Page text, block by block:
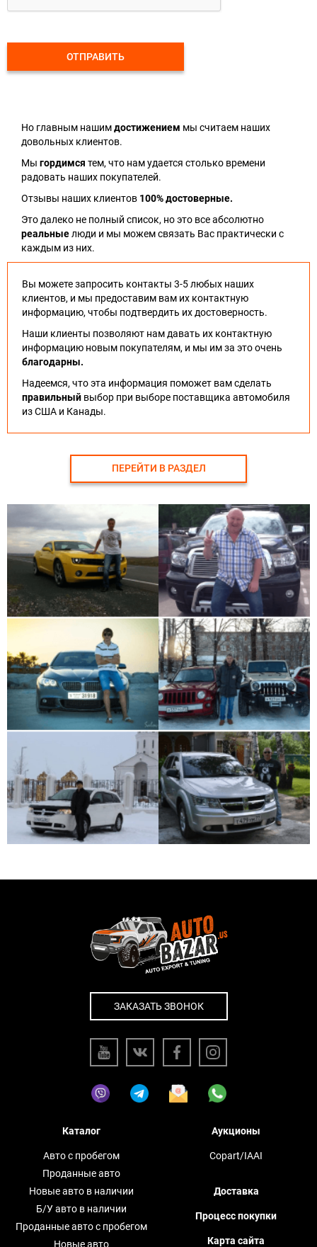
ОТПРАВИТЬ
Но главным нашимдостижением мы считаем наших
довольных клиентов.
Мы гордимся тем, что нам удается столько времени
радовать наших покупателей.
Отзывы наших клиентов 100% достоверные.
Это далеко не полный список, но это все абсолютно
реальныелюди и мы можем связать Вас практически с
каждым из них.
Вы можете запросить контакты 3-5 любых наших
клиентов, и мы предоставим вам их контактную
информацию, чтобы подтвердить их достоверность.
Наши клиенты позволяют нам давать их контактную
информацию новым покупателям, и мы им за это очень
благодарны.
Надеемся, что эта информация поможет вам сделать
правильный выбор при выборе поставщика автомобиля
из США и Канады.
ПЕРЕЙТИ В РАЗДЕЛ
ЗАКАЗАТЬ ЗВОНОК
Каталог
Авто с пробегом
Проданные авто
Новые авто в наличии
Б/У авто в наличии
Проданные авто с пробегом
Новые авто
Аукционы
Copart/IAAI
Доставка
Процесс покупки
Карта сайта